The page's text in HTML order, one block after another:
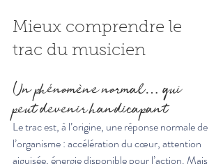
Mieux comprendre le
trac du musicien
Un phénomène normal… qui
peut devenir handicapant
Le trac est, à l’origine, une réponse normale de
l’organisme : accélération du cœur, attention
aiguisée, énergie disponible pour l’action. Mais